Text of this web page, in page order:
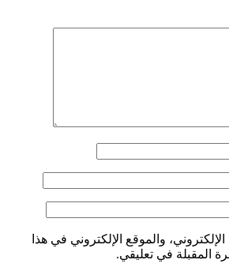
والموقع الإلكتروني في هذا
المقبلة في تعليقي.